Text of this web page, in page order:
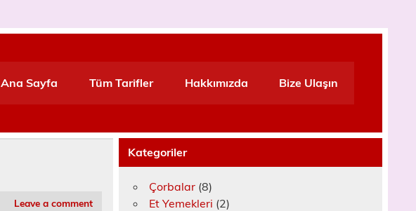
Ana Sayfa Tüm Tarifler Hakkımızda Bize Ulaşın
Leave a comment
Kategoriler
Çorbalar (8)
Et Yemekleri (2)